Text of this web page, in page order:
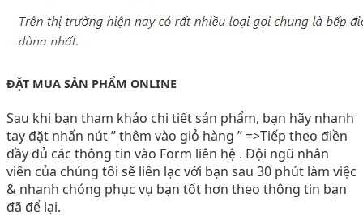
ĐẶT MUA SẢN PHẨM ONLINE
Sau khi bạn tham khảo chi tiết sản phẩm, bạn hãy nhanh
tay đặt nhấn nút ” thêm vào giỏ hàng ” =>Tiếp theo điền
đầy đủ các thông tin vào Form liên hệ . Đội ngũ nhân
viên của chúng tôi sẽ liên lạc với bạn sau 30 phút làm việc
& nhanh chóng phục vụ bạn tốt hơn theo thông tin bạn
đã để lại.